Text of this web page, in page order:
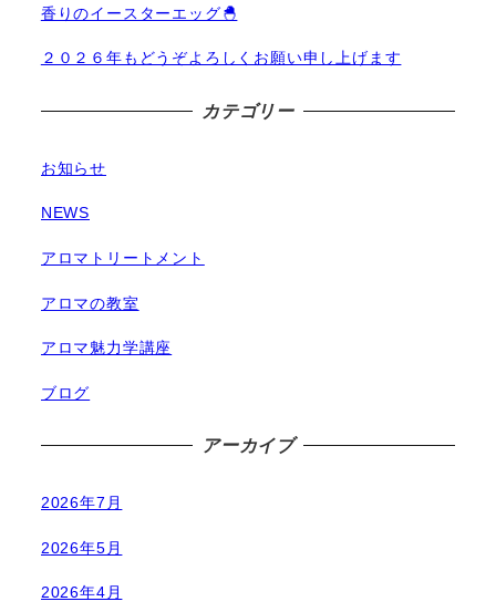
香りのイースターエッグ🐣
２０２６年もどうぞよろしくお願い申し上げます
カテゴリー
お知らせ
NEWS
アロマトリートメント
アロマの教室
アロマ魅力学講座
ブログ
アーカイブ
2026年7月
2026年5月
2026年4月